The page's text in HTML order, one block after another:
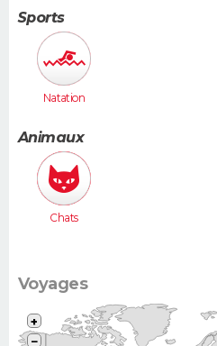
Sports
Natation
Animaux
Chats
Voyages
+
−